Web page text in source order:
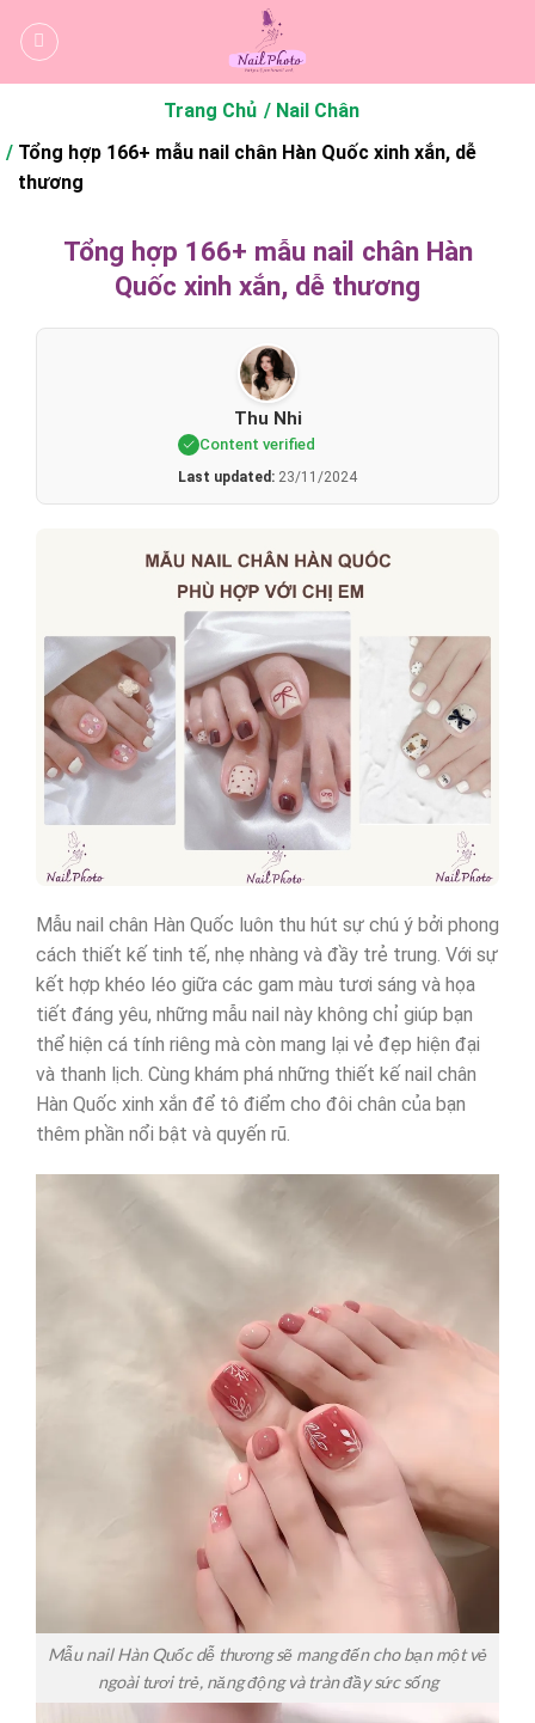
qua
Trang Chủ
Nail Chân
Tổng hợp 166+ mẫu nail chân Hàn Quốc xinh xắn, dễ
thương
Tổng hợp 166+ mẫu nail chân Hàn
Quốc xinh xắn, dễ thương
Thu Nhi
Content verified
Last updated: 23/11/2024
Mẫu nail chân Hàn Quốc luôn thu hút sự chú ý bởi phong
cách thiết kế tinh tế, nhẹ nhàng và đầy trẻ trung. Với sự
kết hợp khéo léo giữa các gam màu tươi sáng và họa
tiết đáng yêu, những mẫu nail này không chỉ giúp bạn
thể hiện cá tính riêng mà còn mang lại vẻ đẹp hiện đại
và thanh lịch. Cùng khám phá những thiết kế nail chân
Hàn Quốc xinh xắn để tô điểm cho đôi chân của bạn
thêm phần nổi bật và quyến rũ.
Mẫu nail Hàn Quốc dễ thương sẽ mang đến cho bạn một vẻ
ngoài tươi trẻ, năng động và tràn đầy sức sống